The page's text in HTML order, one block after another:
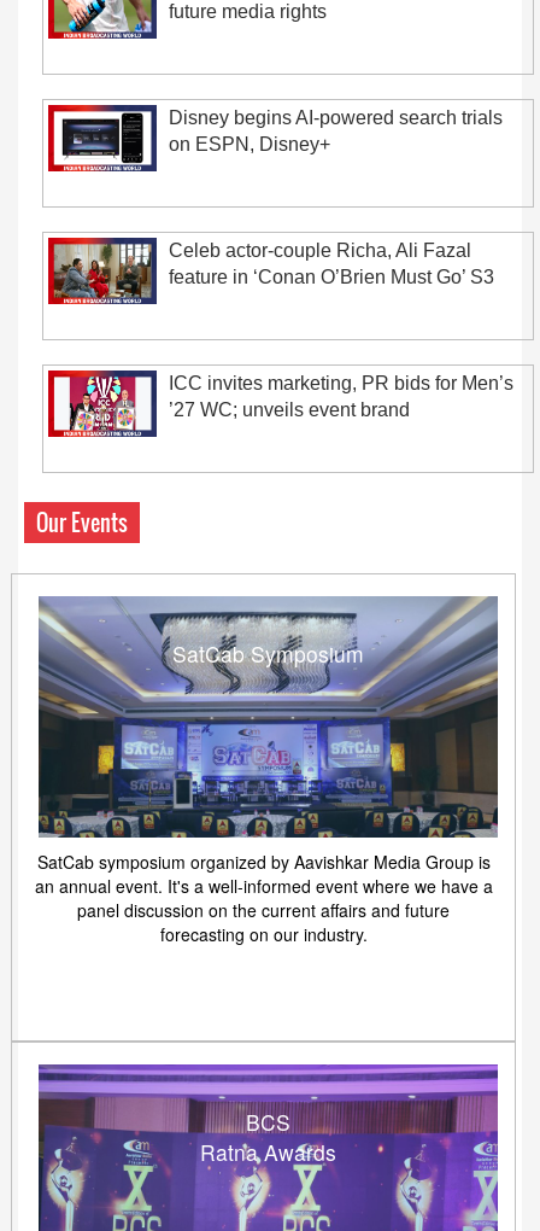
future media rights
Disney begins AI-powered search trials
on ESPN, Disney+
Celeb actor-couple Richa, Ali Fazal
feature in ‘Conan O’Brien Must Go’ S3
ICC invites marketing, PR bids for Men’s
’27 WC; unveils event brand
Our Events
SatCab Symposium
SatCab symposium organized by Aavishkar Media Group is
an annual event. It's a well-informed event where we have a
panel discussion on the current affairs and future
forecasting on our industry.
BCS
Ratna Awards